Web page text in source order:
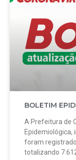
BOLETIM
A Prefeitura de
foram
totalizando